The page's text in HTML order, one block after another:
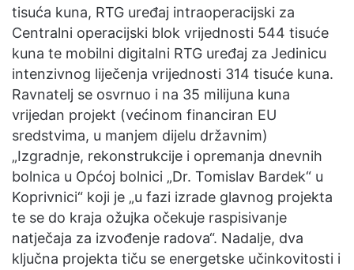
tisuća kuna, RTG uređaj intraoperacijski za
Centralni operacijski blok vrijednosti 544 tisuće
kuna te mobilni digitalni RTG uređaj za Jedinicu
intenzivnog liječenja vrijednosti 314 tisuće kuna.
Ravnatelj se osvrnuo i na 35 milijuna kuna
vrijedan projekt (većinom financiran EU
sredstvima, u manjem dijelu državnim)
„Izgradnje, rekonstrukcije i opremanja dnevnih
bolnica u Općoj bolnici „Dr. Tomislav Bardek“ u
Koprivnici“ koji je „u fazi izrade glavnog projekta
te se do kraja ožujka očekuje raspisivanje
natječaja za izvođenje radova“. Nadalje, dva
ključna projekta tiču se energetske učinkovitosti i